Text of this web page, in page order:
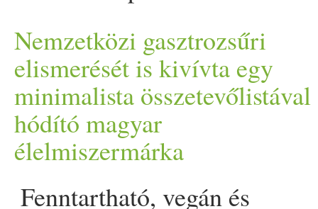
tartósítószertől is mentesek a
termékeik. Azok, akik olyan
termékeket keresnek a
polcain, amelyek bármiféle
mesterséges édesítőszertől
ellátásnak, ám egyre több
fajuk számít
veszélyeztetettnek
a Természetvédelmi
Nemzetközi gasztrozsűri
elismerését is kivívta egy
minimalista összetevőlistával
hódító magyar
élelmiszermárka
Fenntartható, vegán és